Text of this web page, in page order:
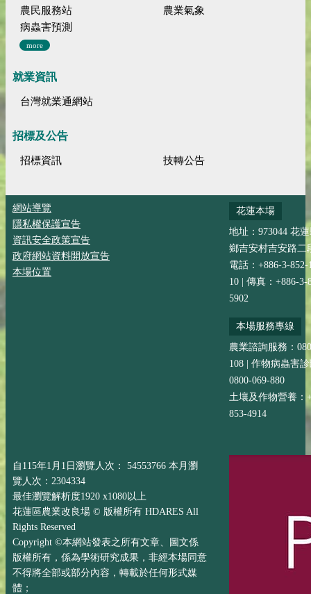
農民服務站
農業氣象
病蟲害預測
more
就業資訊
台灣就業通網站
招標及公告
招標資訊 技轉公告
網站導覽
隱私權保護宣告
資訊安全政策宣告
政府網站資料開放宣告
本場位置
花蓮本場
地址：973044 花
鄉吉安村吉安路二
電話：+886-3-852-
10 | 傳真：+886-3-
5902
本場服務專線
農業諮詢服務：
108 | 作物病蟲害
0800-069-880
土壤及作物營養：
853-4914
自115年1月1日瀏覽人次： 54553766 本月瀏
覽人次：2304334
最佳瀏覽解析度1920 x1080以上
花蓮區農業改良場 © 版權所有 HDARES All
Rights Reserved
Copyright ©本網站發表之所有文章、圖文係
版權所有，係為學術研究成果，非經本場同意
不得將全部或部分內容，轉載於任何形式媒
體；